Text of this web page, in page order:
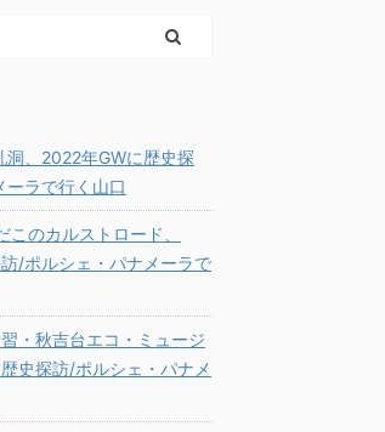
、2022年GWに歴史探
ラで行く山口
のカルストロード、
/ポルシェ・パナメーラで
・秋吉台エコ・ミュージ
史探訪/ポルシェ・パナメ